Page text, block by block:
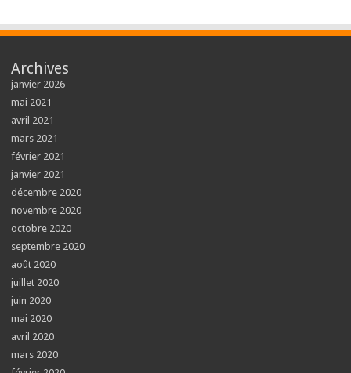
Archives
janvier 2026
mai 2021
avril 2021
mars 2021
février 2021
janvier 2021
décembre 2020
novembre 2020
octobre 2020
septembre 2020
août 2020
juillet 2020
juin 2020
mai 2020
avril 2020
mars 2020